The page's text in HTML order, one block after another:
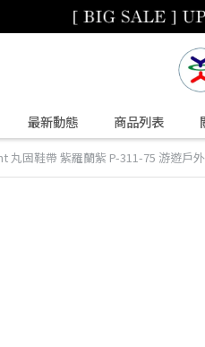
最新動態 商品列表
丸固鞋帶 紫羅蘭紫 P-311-75 游遊戶